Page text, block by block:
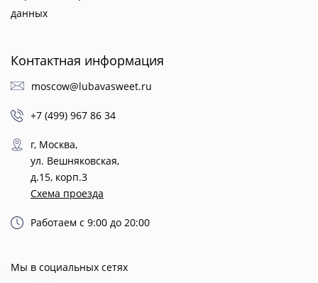
данных
Контактная информация
moscow@lubavasweet.ru
+7 (499) 967 86 34
г, Москва,
ул. Вешняковская,
д.15, корп.3
Схема проезда
Работаем с 9:00 до 20:00
Мы в социальных сетях